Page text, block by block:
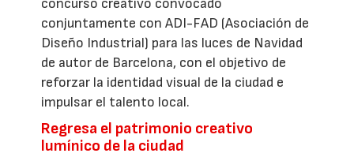
concurso creativo convocado
conjuntamente con ADI-FAD (Asociación de
Diseño Industrial) para las luces de Navidad
de autor de Barcelona, con el objetivo de
reforzar la identidad visual de la ciudad e
impulsar el talento local.
Regresa el patrimonio creativo
lumínico de la ciudad